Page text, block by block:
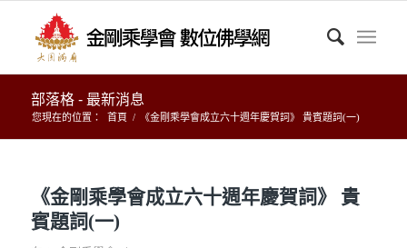
部落格 - 最新消息
您現在的位置： 首頁 / 《金剛乘學會成立六十週年慶賀詞》 貴賓題詞(一)
《金剛乘學會成立六十週年慶賀詞》 貴
賓題詞(一)